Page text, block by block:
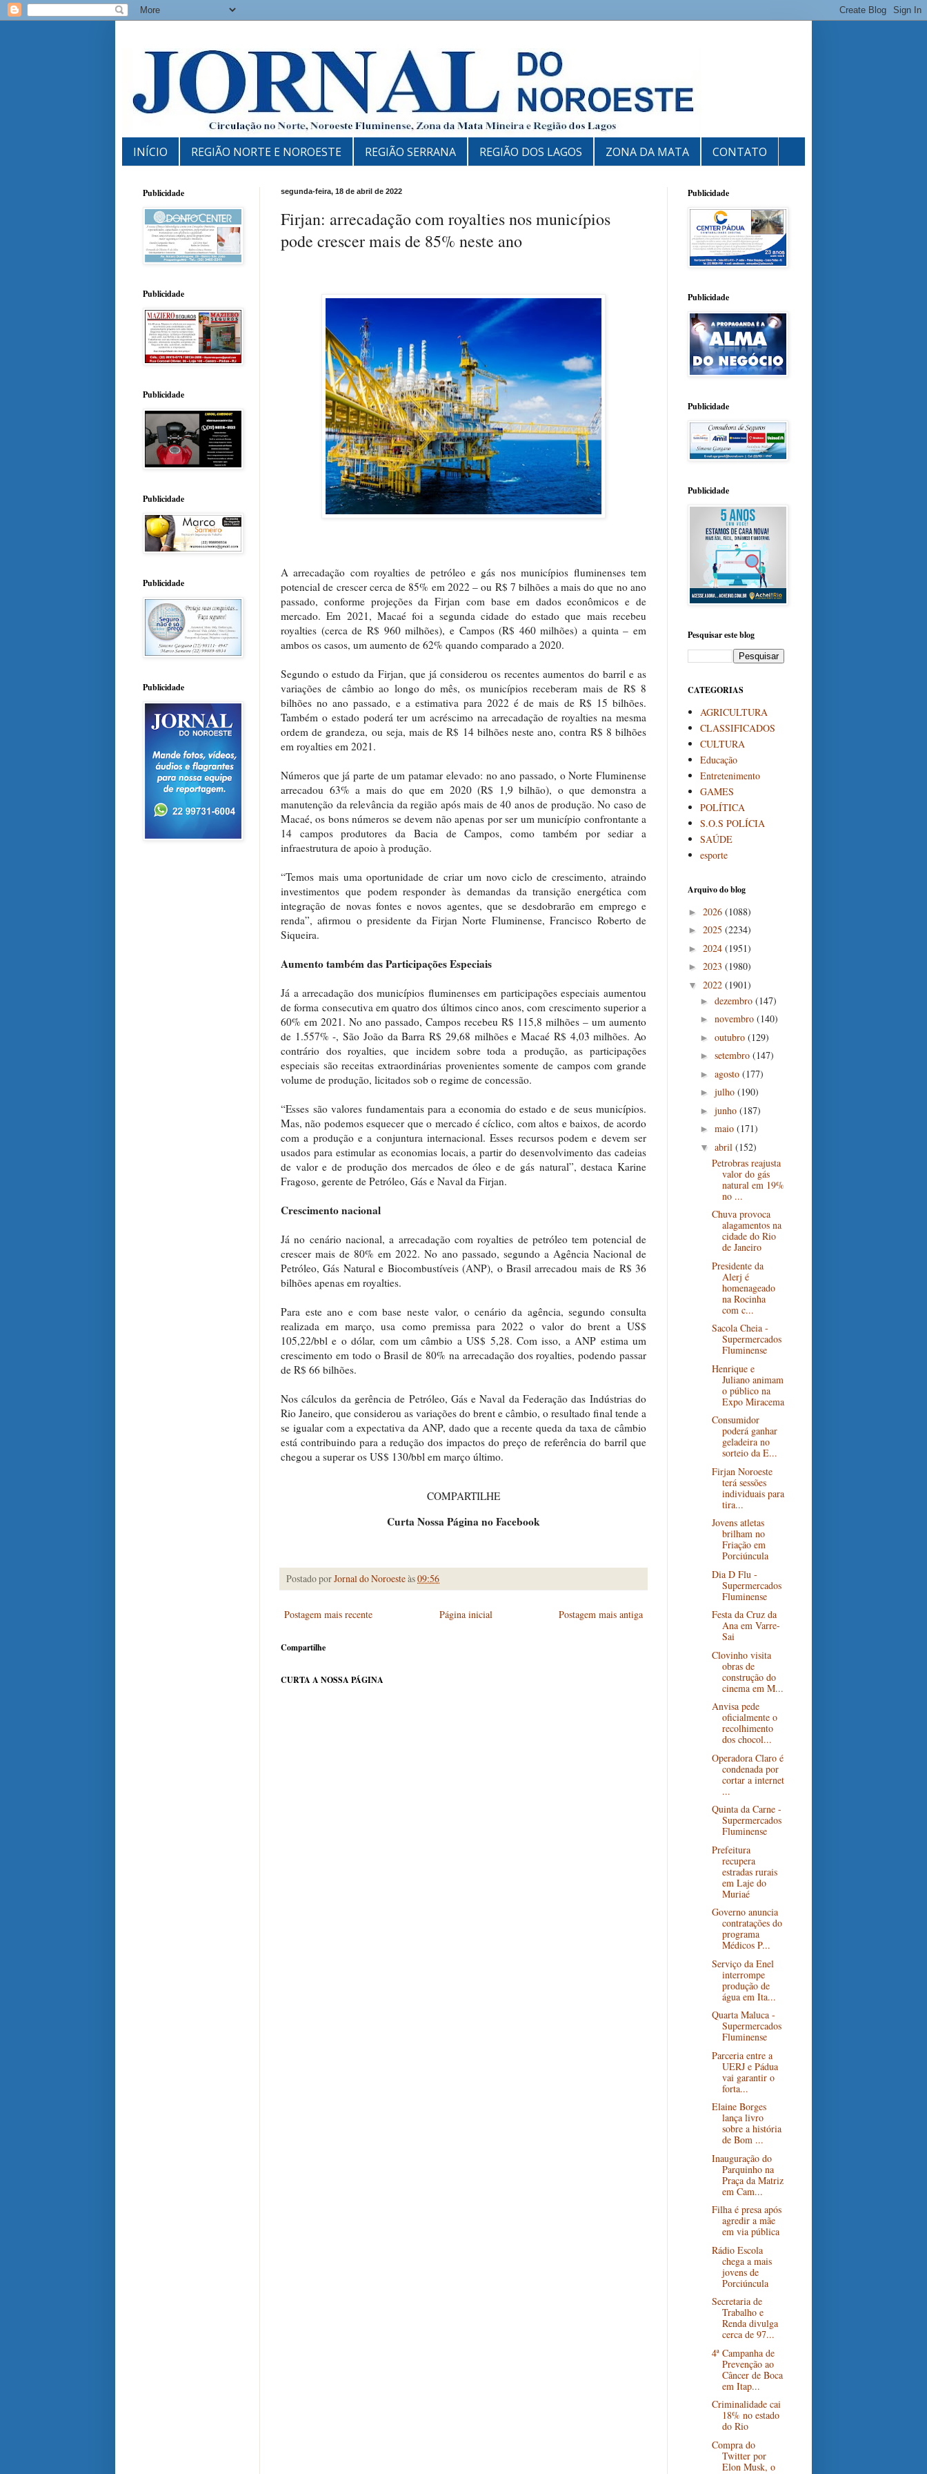
INÍCIO REGIÃO NORTE E NOROESTE REGIÃO SERRANA REGIÃO DOS LAGOS ZONA DA MATA CONTATO
segunda-feira, 18 de abril de 2022
Firjan: arrecadação com royalties nos municípios
pode crescer mais de 85% neste ano
A arrecadação com royalties de petróleo e gás nos municípios fluminenses tem
potencial de crescer cerca de 85% em 2022 – ou R$ 7 bilhões a mais do que no ano
passado, conforme projeções da Firjan com base em dados econômicos e de
mercado. Em 2021, Macaé foi a segunda cidade do estado que mais recebeu
royalties (cerca de R$ 960 milhões), e Campos (R$ 460 milhões) a quinta – em
ambos os casos, um aumento de 62% quando comparado a 2020.
Segundo o estudo da Firjan, que já considerou os recentes aumentos do barril e as
variações de câmbio ao longo do mês, os municípios receberam mais de R$ 8
bilhões no ano passado, e a estimativa para 2022 é de mais de R$ 15 bilhões.
Também o estado poderá ter um acréscimo na arrecadação de royalties na mesma
ordem de grandeza, ou seja, mais de R$ 14 bilhões neste ano, contra R$ 8 bilhões
em royalties em 2021.
Números que já parte de um patamar elevado: no ano passado, o Norte Fluminense
arrecadou 63% a mais do que em 2020 (R$ 1,9 bilhão), o que demonstra a
manutenção da relevância da região após mais de 40 anos de produção. No caso de
Macaé, os bons números se devem não apenas por ser um município confrontante a
14 campos produtores da Bacia de Campos, como também por sediar a
infraestrutura de apoio à produção.
“Temos mais uma oportunidade de criar um novo ciclo de crescimento, atraindo
investimentos que podem responder às demandas da transição energética com
integração de novas fontes e novos agentes, que se desdobrarão em emprego e
renda”, afirmou o presidente da Firjan Norte Fluminense, Francisco Roberto de
Siqueira.
Aumento também das Participações Especiais
Já a arrecadação dos municípios fluminenses em participações especiais aumentou
de forma consecutiva em quatro dos últimos cinco anos, com crescimento superior a
60% em 2021. No ano passado, Campos recebeu R$ 115,8 milhões – um aumento
de 1.557% -, São João da Barra R$ 29,68 milhões e Macaé R$ 4,03 milhões. Ao
contrário dos royalties, que incidem sobre toda a produção, as participações
especiais são receitas extraordinárias provenientes somente de campos com grande
volume de produção, licitados sob o regime de concessão.
“Esses são valores fundamentais para a economia do estado e de seus municípios.
Mas, não podemos esquecer que o mercado é cíclico, com altos e baixos, de acordo
com a produção e a conjuntura internacional. Esses recursos podem e devem ser
usados para estimular as economias locais, a partir do desenvolvimento das cadeias
de valor e de produção dos mercados de óleo e de gás natural”, destaca Karine
Fragoso, gerente de Petróleo, Gás e Naval da Firjan.
Crescimento nacional
Já no cenário nacional, a arrecadação com royalties de petróleo tem potencial de
crescer mais de 80% em 2022. No ano passado, segundo a Agência Nacional de
Petróleo, Gás Natural e Biocombustíveis (ANP), o Brasil arrecadou mais de R$ 36
bilhões apenas em royalties.
Para este ano e com base neste valor, o cenário da agência, segundo consulta
realizada em março, usa como premissa para 2022 o valor do brent a US$
105,22/bbl e o dólar, com um câmbio a US$ 5,28. Com isso, a ANP estima um
crescimento em todo o Brasil de 80% na arrecadação dos royalties, podendo passar
de R$ 66 bilhões.
Nos cálculos da gerência de Petróleo, Gás e Naval da Federação das Indústrias do
Rio Janeiro, que considerou as variações do brent e câmbio, o resultado final tende a
se igualar com a expectativa da ANP, dado que a recente queda da taxa de câmbio
está contribuindo para a redução dos impactos do preço de referência do barril que
chegou a superar os US$ 130/bbl em março último.
COMPARTILHE
Curta Nossa Página no Facebook
Postado porJornal do Noroesteàs09:56
Postagem mais recente Postagem mais antiga
Página inicial
Compartilhe
CURTA A NOSSA PÁGINA
Publicidade
Publicidade
Publicidade
Publicidade
Publicidade
Publicidade
Publicidade
Publicidade
Publicidade
Publicidade
Pesquisar este blog
CATEGORIAS
AGRICULTURA
CLASSIFICADOS
CULTURA
Educação
Entretenimento
GAMES
POLÍTICA
S.O.S POLÍCIA
SAÚDE
esporte
Arquivo do blog
► 2026 (1088)
► 2025 (2234)
► 2024 (1951)
► 2023 (1980)
▼ 2022 (1901)
► dezembro (147)
► novembro (140)
► outubro (129)
► setembro (147)
► agosto (177)
► julho (190)
► junho (187)
► maio (171)
▼ abril (152)
Petrobras reajusta
valor do gás
natural em 19%
no ...
Chuva provoca
alagamentos na
cidade do Rio
de Janeiro
Presidente da
Alerj é
homenageado
na Rocinha
com c...
Sacola Cheia -
Supermercados
Fluminense
Henrique e
Juliano animam
o público na
Expo Miracema
Consumidor
poderá ganhar
geladeira no
sorteio da E...
Firjan Noroeste
terá sessões
individuais para
tira...
Jovens atletas
brilham no
Friação em
Porciúncula
Dia D Flu -
Supermercados
Fluminense
Festa da Cruz da
Ana em Varre-
Sai
Clovinho visita
obras de
construção do
cinema em M...
Anvisa pede
oficialmente o
recolhimento
dos chocol...
Operadora Claro é
condenada por
cortar a internet
...
Quinta da Carne -
Supermercados
Fluminense
Prefeitura
recupera
estradas rurais
em Laje do
Muriaé
Governo anuncia
contratações do
programa
Médicos P...
Serviço da Enel
interrompe
produção de
água em Ita...
Quarta Maluca -
Supermercados
Fluminense
Parceria entre a
UERJ e Pádua
vai garantir o
forta...
Elaine Borges
lança livro
sobre a história
de Bom ...
Inauguração do
Parquinho na
Praça da Matriz
em Cam...
Filha é presa após
agredir a mãe
em via pública
Rádio Escola
chega a mais
jovens de
Porciúncula
Secretaria de
Trabalho e
Renda divulga
cerca de 97...
4ª Campanha de
Prevenção ao
Câncer de Boca
em Itap...
Criminalidade cai
18% no estado
do Rio
Compra do
Twitter por
Elon Musk, o